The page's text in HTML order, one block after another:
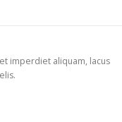
imperdiet aliquam, lacus